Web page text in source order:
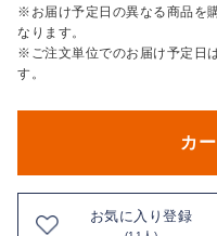
※お届け予定日の異なる商品を
なります。
※ご注文単位でのお届け予定日
す。
カ
お気に入り登録